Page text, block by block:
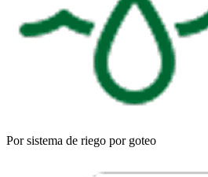
Por sistema de riego por goteo